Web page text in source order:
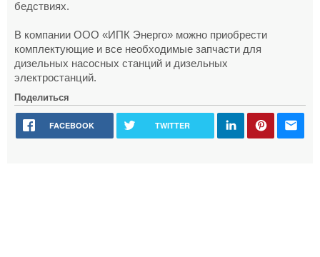
бедствиях.
В компании ООО «ИПК Энерго» можно приобрести
комплектующие и все необходимые запчасти для
дизельных насосных станций и дизельных
электростанций.
Поделиться
FACEBOOK TWITTER